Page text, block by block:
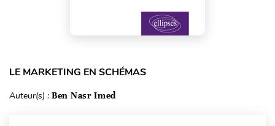
LE MARKETING EN SCHÉMAS
Auteur(s) : Ben Nasr Imed